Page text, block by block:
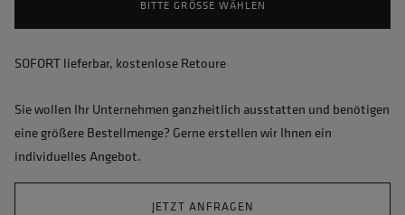
BITTE GRÖSSE WÄHLEN
SOFORT lieferbar, kostenlose Retoure
Sie wollen Ihr Unternehmen ganzheitlich ausstatten und benötigen
eine größere Bestellmenge? Gerne erstellen wir Ihnen ein
individuelles Angebot.
JETZT ANFRAGEN